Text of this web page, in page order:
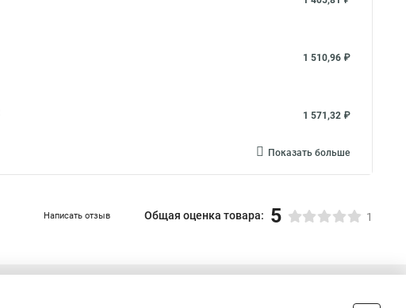
1 510,96 ₽
1 571,32 ₽
Показать больше
Написать отзыв Общая оценка товара: 5 1